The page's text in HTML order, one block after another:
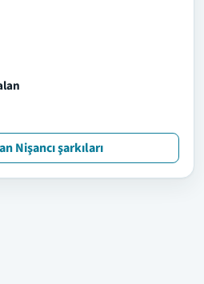
Nişancı şarkıları